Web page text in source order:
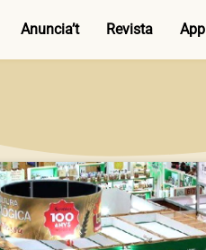
Anuncia’t Revista App